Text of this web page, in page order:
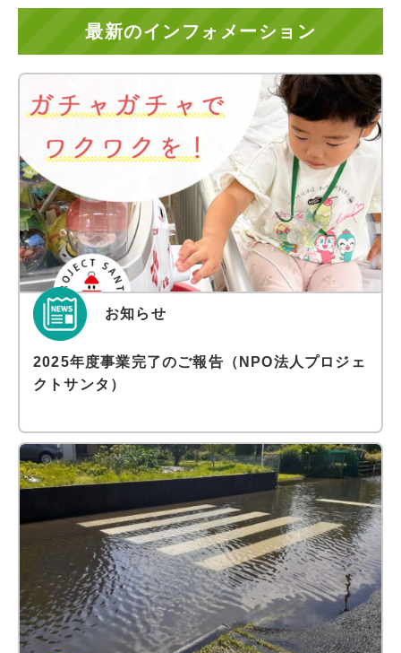
最新のインフォメーション
お知らせ
2025年度事業完了のご報告（NPO法人プロジェ
クトサンタ）